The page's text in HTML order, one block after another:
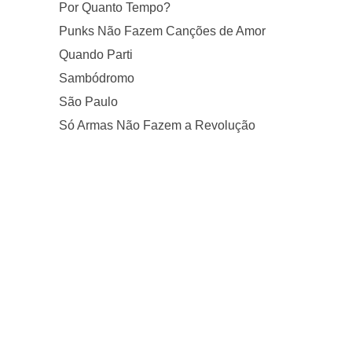
Por Quanto Tempo?
Punks Não Fazem Canções de Amor
Quando Parti
Sambódromo
São Paulo
Só Armas Não Fazem a Revolução